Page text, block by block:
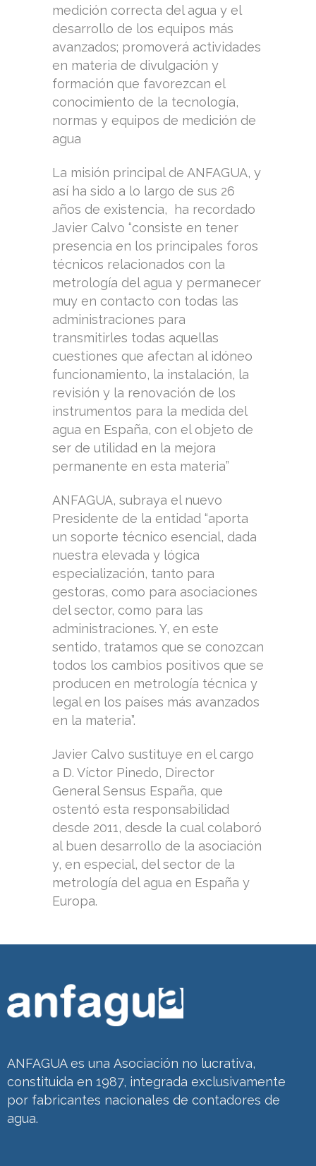
medición correcta del agua y el
desarrollo de los equipos más
avanzados; promoverá actividades
en materia de divulgación y
formación que favorezcan el
conocimiento de la tecnología,
normas y equipos de medición de
agua
La misión principal de ANFAGUA, y
así ha sido a lo largo de sus 26
años de existencia, ha recordado
Javier Calvo “consiste en tener
presencia en los principales foros
técnicos relacionados con la
metrología del agua y permanecer
muy en contacto con todas las
administraciones para
transmitirles todas aquellas
cuestiones que afectan al idóneo
funcionamiento, la instalación, la
revisión y la renovación de los
instrumentos para la medida del
agua en España, con el objeto de
ser de utilidad en la mejora
permanente en esta materia”
ANFAGUA, subraya el nuevo
Presidente de la entidad “aporta
un soporte técnico esencial, dada
nuestra elevada y lógica
especialización, tanto para
gestoras, como para asociaciones
del sector, como para las
administraciones. Y, en este
sentido, tratamos que se conozcan
todos los cambios positivos que se
producen en metrología técnica y
legal en los países más avanzados
en la materia”.
Javier Calvo sustituye en el cargo
a D. Víctor Pinedo, Director
General Sensus España, que
ostentó esta responsabilidad
desde 2011, desde la cual colaboró
al buen desarrollo de la asociación
y, en especial, del sector de la
metrología del agua en España y
Europa.
ANFAGUA es una Asociación no lucrativa,
constituida en 1987, integrada exclusivamente
por fabricantes nacionales de contadores de
agua.